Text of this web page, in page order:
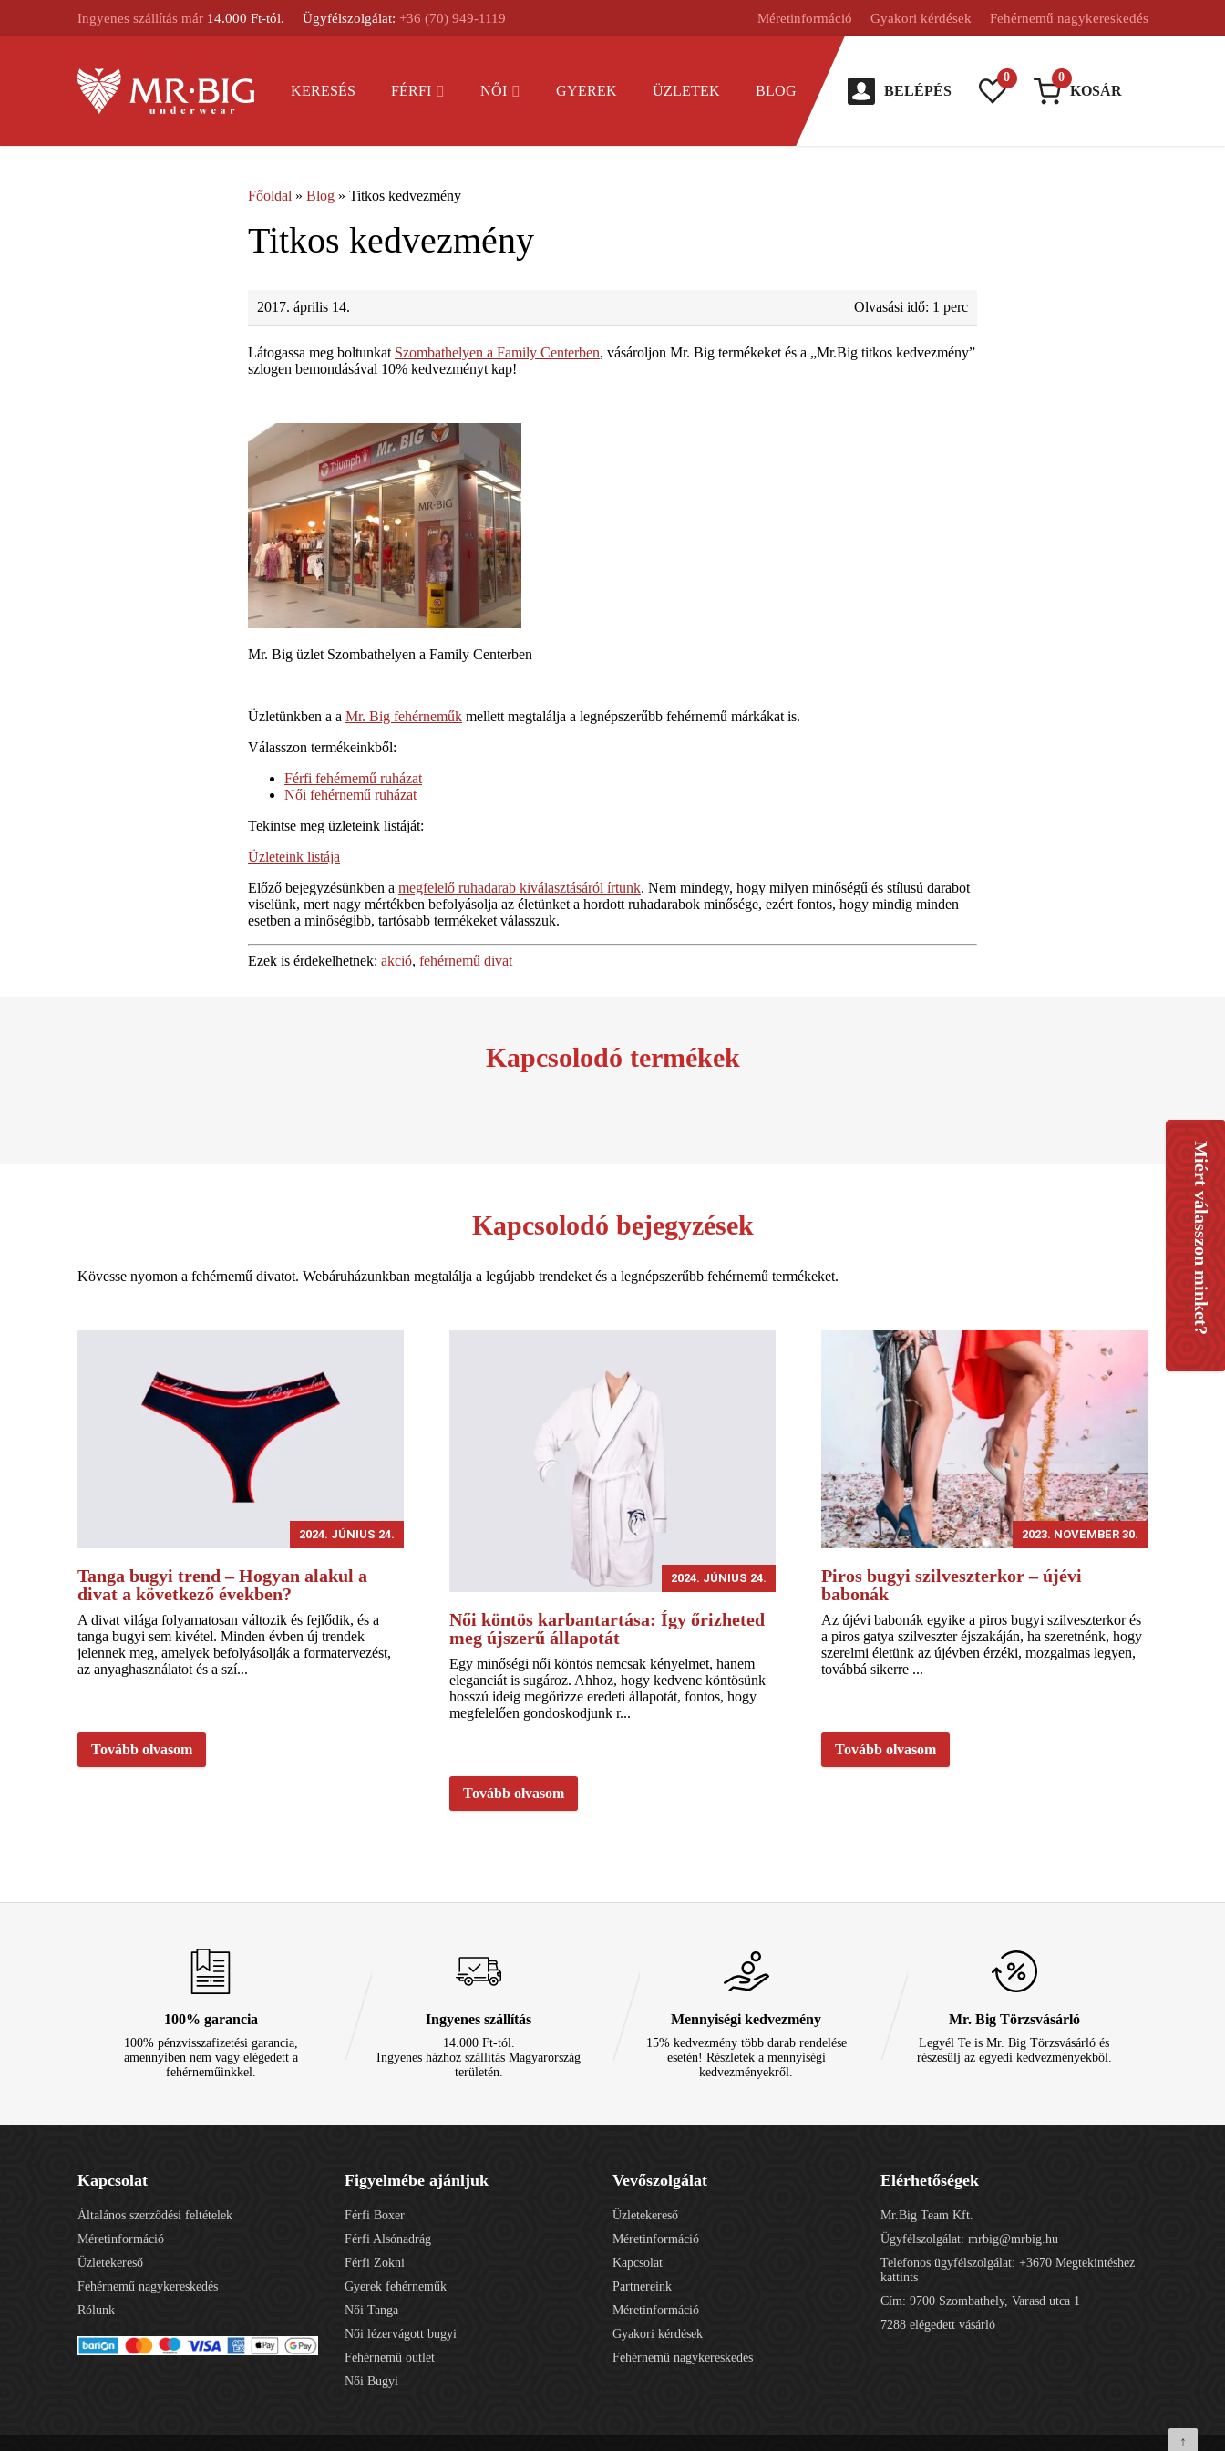
Miért válasszon minket?
Ingyenes szállítás már 14.000 Ft-tól. Ügyfélszolgálat: +36 (70) 949-1119 Méretinformáció Gyakori kérdések Fehérnemű nagykereskedés
KERESÉS FÉRFI NŐI GYEREK ÜZLETEK BLOG BELÉPÉS
0 0
KOSÁR
Főoldal » Blog » Titkos kedvezmény
Titkos kedvezmény
2017. április 14. Olvasási idő: 1 perc
Látogassa meg boltunkat Szombathelyen a Family Centerben, vásároljon Mr. Big termékeket és a „Mr.Big titkos kedvezmény”
szlogen bemondásával 10% kedvezményt kap!
Mr. Big üzlet Szombathelyen a Family Centerben
Üzletünkben a a Mr. Big fehérneműk mellett megtalálja a legnépszerűbb fehérnemű márkákat is.
Válasszon termékeinkből:
Férfi fehérnemű ruházat
Női fehérnemű ruházat
Tekintse meg üzleteink listáját:
Üzleteink listája
Előző bejegyzésünkben a megfelelő ruhadarab kiválasztásáról írtunk. Nem mindegy, hogy milyen minőségű és stílusú darabot
viselünk, mert nagy mértékben befolyásolja az életünket a hordott ruhadarabok minősége, ezért fontos, hogy mindig minden
esetben a minőségibb, tartósabb termékeket válasszuk.
Ezek is érdekelhetnek: akció, fehérnemű divat
Kapcsolodó termékek
Kapcsolodó bejegyzések
Kövesse nyomon a fehérnemű divatot. Webáruházunkban megtalálja a legújabb trendeket és a legnépszerűbb fehérnemű termékeket.
2024. JÚNIUS 24.
Tanga bugyi trend – Hogyan alakul a
divat a következő években?
A divat világa folyamatosan változik és fejlődik, és a
tanga bugyi sem kivétel. Minden évben új trendek
jelennek meg, amelyek befolyásolják a formatervezést,
az anyaghasználatot és a szí...
Tovább olvasom
2024. JÚNIUS 24.
Női köntös karbantartása: Így őrizheted
meg újszerű állapotát
Egy minőségi női köntös nemcsak kényelmet, hanem
eleganciát is sugároz. Ahhoz, hogy kedvenc köntösünk
hosszú ideig megőrizze eredeti állapotát, fontos, hogy
megfelelően gondoskodjunk r...
Tovább olvasom
2023. NOVEMBER 30.
Piros bugyi szilveszterkor – újévi
babonák
Az újévi babonák egyike a piros bugyi szilveszterkor és
a piros gatya szilveszter éjszakáján, ha szeretnénk, hogy
szerelmi életünk az újévben érzéki, mozgalmas legyen,
továbbá sikerre ...
Tovább olvasom
100% garancia
100% pénzvisszafizetési garancia,
amennyiben nem vagy elégedett a
fehérneműinkkel.
Ingyenes szállítás
14.000 Ft-tól.
Ingyenes házhoz szállítás Magyarország
területén.
Mennyiségi kedvezmény
15% kedvezmény több darab rendelése
esetén! Részletek a mennyiségi
kedvezményekről.
Mr. Big Törzsvásárló
Legyél Te is Mr. Big Törzsvásárló és
részesülj az egyedi kedvezményekből.
Kapcsolat
Általános szerződési feltételek
Méretinformáció
Üzletekereső
Fehérnemű nagykereskedés
Rólunk
Figyelmébe ajánljuk
Férfi Boxer
Férfi Alsónadrág
Férfi Zokni
Gyerek fehérneműk
Női Tanga
Női lézervágott bugyi
Fehérnemű outlet
Női Bugyi
Vevőszolgálat
Üzletekereső
Méretinformáció
Kapcsolat
Partnereink
Méretinformáció
Gyakori kérdések
Fehérnemű nagykereskedés
Elérhetőségek
Mr.Big Team Kft.
Ügyfélszolgálat: mrbig@mrbig.hu
Telefonos ügyfélszolgálat: +3670 Megtekintéshez
kattints
Cím: 9700 Szombathely, Varasd utca 1
7288 elégedett vásárló
↑